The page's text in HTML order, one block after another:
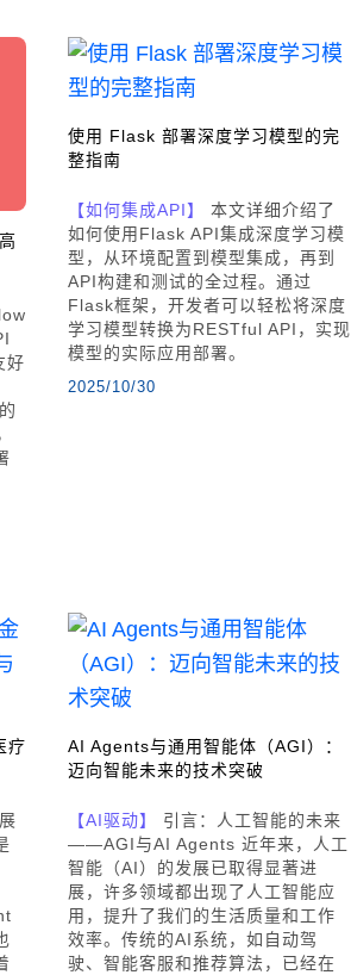
好
使用 Flask 部署深度学习模型的完
整指南
【如何集成API】
本文详细介绍了
如何使用Flask API集成深度学习模
型，从环境配置到模型集成，再到
API构建和测试的全过程。通过
Flask框架，开发者可以轻松将深度
学习模型转换为RESTful API，实现
模型的实际应用部署。
2025/10/30
疗
AI Agents与通用智能体（AGI）：
迈向智能未来的技术突破
【AI驱动】
引言：人工智能的未来
——AGI与AI Agents 近年来，人工
智能（AI）的发展已取得显著进
展，许多领域都出现了人工智能应
用，提升了我们的生活质量和工作
效率。传统的AI系统，如自动驾
驶、智能客服和推荐算法，已经在